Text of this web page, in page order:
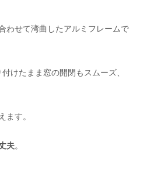
わせて湾曲したアルミフレームで
付けたまま窓の開閉もスムーズ、
ます。
夫。